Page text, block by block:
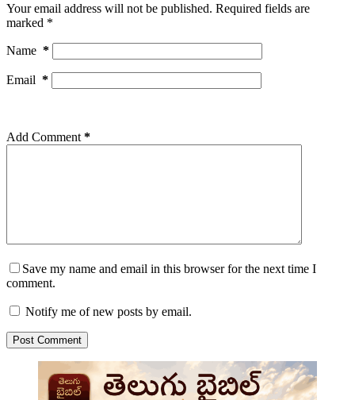
Your email address will not be published. Required fields are
marked *
Name *
Email *
Add Comment *
Save my name and email in this browser for the next time I
comment.
Notify me of new posts by email.
Post Comment